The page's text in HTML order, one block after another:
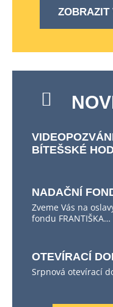
ZOBRAZIT
BÍTEŠSKÉ
NADAČNÍ
Zveme Vás na
fondu FRANTIŠKA…
OTEVÍRACÍ
Srpnová otevírací